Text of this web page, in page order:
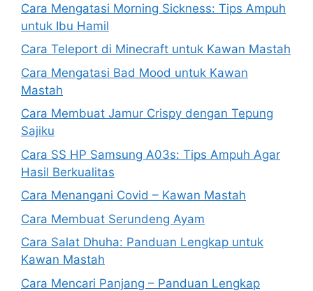
Cara Mengatasi Morning Sickness: Tips Ampuh
untuk Ibu Hamil
Cara Teleport di Minecraft untuk Kawan Mastah
Cara Mengatasi Bad Mood untuk Kawan
Mastah
Cara Membuat Jamur Crispy dengan Tepung
Sajiku
Cara SS HP Samsung A03s: Tips Ampuh Agar
Hasil Berkualitas
Cara Menangani Covid – Kawan Mastah
Cara Membuat Serundeng Ayam
Cara Salat Dhuha: Panduan Lengkap untuk
Kawan Mastah
Cara Mencari Panjang – Panduan Lengkap